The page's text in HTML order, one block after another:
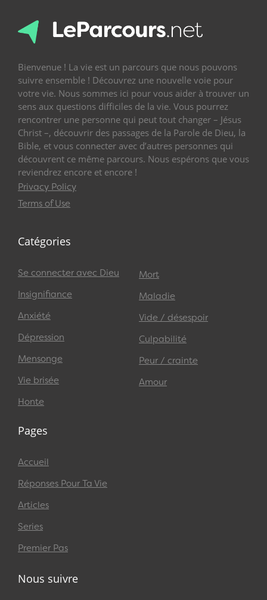
Bienvenue ! La vie est un parcours que nous pouvons
suivre ensemble ! Découvrez une nouvelle voie pour
votre vie. Nous sommes ici pour vous aider à trouver un
sens aux questions difficiles de la vie. Vous pourrez
rencontrer une personne qui peut tout changer – Jésus
Christ –, découvrir des passages de la Parole de Dieu, la
Bible, et vous connecter avec d’autres personnes qui
découvrent ce même parcours. Nous espérons que vous
reviendrez encore et encore !
Privacy Policy
Terms of Use
Catégories
Se connecter avec Dieu
Insignifiance
Anxiété
Dépression
Mensonge
Vie brisée
Honte
Mort
Maladie
Vide / désespoir
Culpabilité
Peur / crainte
Amour
Pages
Accueil
Réponses Pour Ta Vie
Articles
Series
Premier Pas
Nous suivre